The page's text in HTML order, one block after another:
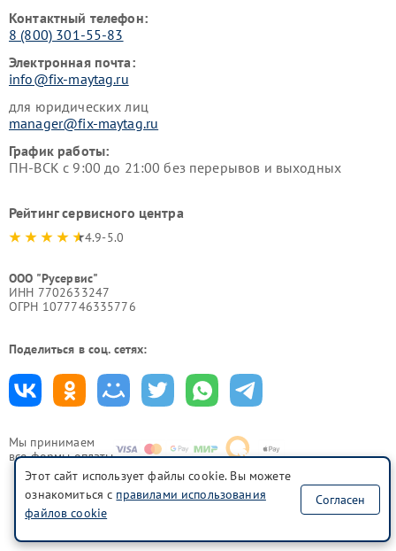
Мы принимаем
все формы оплаты
Контактный телефон:
8 (800) 301-55-83
Электронная почта:
info@fix-maytag.ru
для юридических лиц
manager@fix-maytag.ru
График работы:
ПН-ВСК с 9:00 до 21:00 без перерывов и выходных
Рейтинг сервисного центра
4.9-5.0
ООО "Русервис"
ИНН 7702633247
ОГРН 1077746335776
Поделиться в соц. сетях:
Этот сайт использует файлы cookie. Вы можете
ознакомиться с правилами использования
файлов cookie
Согласен